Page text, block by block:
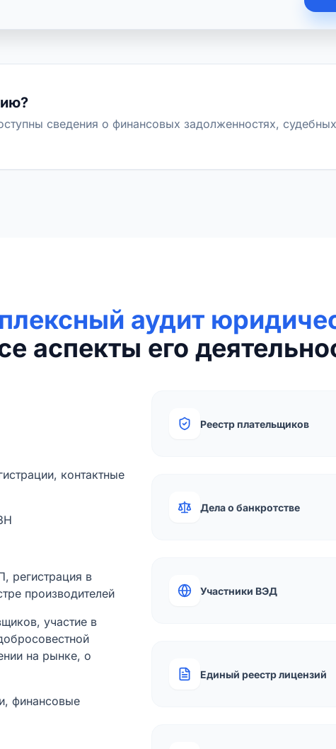
сведения о финансовых задолженностях, судебных
аудит
аспекты его
контактные
регистрация в
производителей
участие в
на рынке, о
финансовые
Реестр плательщиков
Дела о банкротстве
Участники ВЭД
Единый реестр лицензий